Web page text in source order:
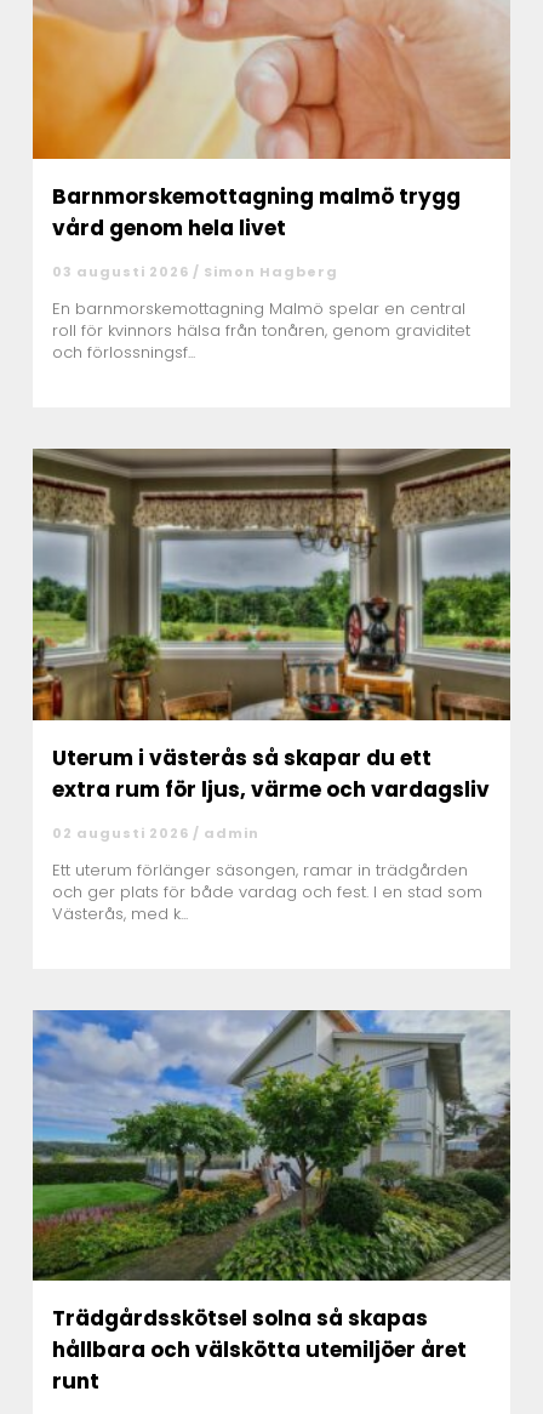
Barnmorskemottagning malmö trygg
vård genom hela livet
03 augusti 2026 / Simon Hagberg
En barnmorskemottagning Malmö spelar en central
roll för kvinnors hälsa från tonåren, genom graviditet
och förlossningsf...
Uterum i västerås så skapar du ett
extra rum för ljus, värme och vardagsliv
02 augusti 2026 / admin
Ett uterum förlänger säsongen, ramar in trädgården
och ger plats för både vardag och fest. I en stad som
Västerås, med k...
Trädgårdsskötsel solna så skapas
hållbara och välskötta utemiljöer året
runt